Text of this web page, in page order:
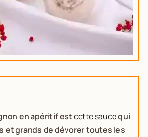
en apéritif estcette saucequi
et grands de dévorer toutes les